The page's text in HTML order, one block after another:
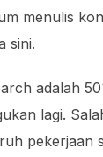
menulis
sini.
adalah
lagi.
pekerjaan